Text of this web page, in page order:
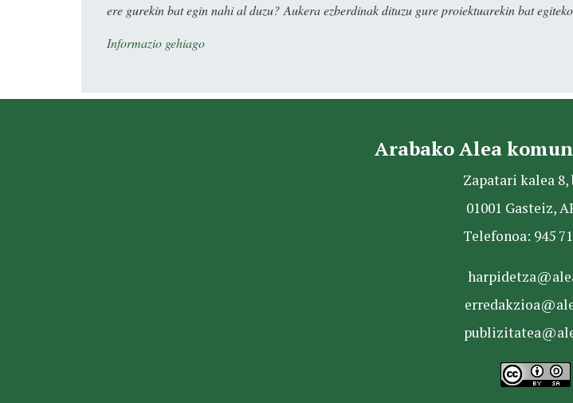
ere gurekin bat egin nahi al duzu? Aukera ezberdinak dituzu gure proiektuarekin bat
Informazio gehiago
Arabako Alea
Zapatari kalea 8,
01001 Gasteiz,
Telefonoa: 945